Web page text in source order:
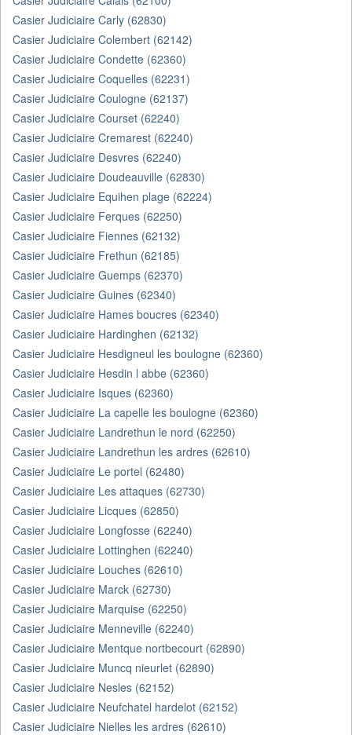
Casier Judiciaire Carly (62830)
Casier Judiciaire Colembert (62142)
Casier Judiciaire Condette (62360)
Casier Judiciaire Coquelles (62231)
Casier Judiciaire Coulogne (62137)
Casier Judiciaire Courset (62240)
Casier Judiciaire Cremarest (62240)
Casier Judiciaire Desvres (62240)
Casier Judiciaire Doudeauville (62830)
Casier Judiciaire Equihen plage (62224)
Casier Judiciaire Ferques (62250)
Casier Judiciaire Fiennes (62132)
Casier Judiciaire Frethun (62185)
Casier Judiciaire Guemps (62370)
Casier Judiciaire Guines (62340)
Casier Judiciaire Hames boucres (62340)
Casier Judiciaire Hardinghen (62132)
Casier Judiciaire Hesdigneul les boulogne (62360)
Casier Judiciaire Hesdin l abbe (62360)
Casier Judiciaire Isques (62360)
Casier Judiciaire La capelle les boulogne (62360)
Casier Judiciaire Landrethun le nord (62250)
Casier Judiciaire Landrethun les ardres (62610)
Casier Judiciaire Le portel (62480)
Casier Judiciaire Les attaques (62730)
Casier Judiciaire Licques (62850)
Casier Judiciaire Longfosse (62240)
Casier Judiciaire Lottinghen (62240)
Casier Judiciaire Louches (62610)
Casier Judiciaire Marck (62730)
Casier Judiciaire Marquise (62250)
Casier Judiciaire Menneville (62240)
Casier Judiciaire Mentque nortbecourt (62890)
Casier Judiciaire Muncq nieurlet (62890)
Casier Judiciaire Nesles (62152)
Casier Judiciaire Neufchatel hardelot (62152)
Casier Judiciaire Nielles les ardres (62610)